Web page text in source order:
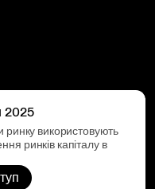
2025
ринку використовують
ринків капіталу в